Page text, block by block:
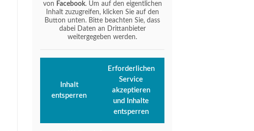
von Facebook. Um auf den eigentlichen
Inhalt zuzugreifen, klicken Sie auf den
Button unten. Bitte beachten Sie, dass
dabei Daten an Drittanbieter
weitergegeben werden.
Inhalt
entsperren
Erforderlichen
Service
akzeptieren
und Inhalte
entsperren